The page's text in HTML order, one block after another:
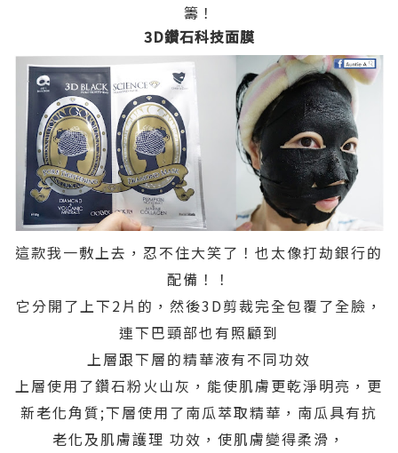
籌！
3D鑽石科技面膜
這款我一敷上去，忍不住大笑了！也太像打劫銀行的
配備！！
它分開了上下2片的，然後3D剪裁完全包覆了全臉，
連下巴頸部也有照顧到
上層跟下層的精華液有不同功效
上層使用了鑽石粉火山灰，能使肌膚更乾淨明亮，更
新老化角質;下層使用了南瓜萃取精華，南瓜具有抗
老化及肌膚護理 功效，使肌膚變得柔滑，